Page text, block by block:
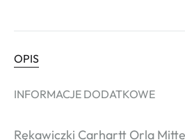
OPIS
INFORMACJE DODATKOWE
Rękawiczki Carhartt Orla